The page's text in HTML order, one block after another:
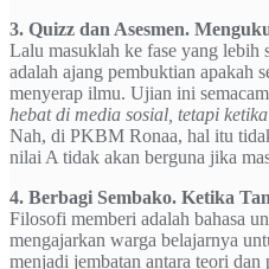
3. Quizz dan Asesmen.
Lalu masuklah ke fase yang lebih
adalah ajang pembuktian apakah
menyerap ilmu. Ujian ini
hebat di media sosial, tetapi
Nah, di PKBM Ronaa, hal itu
nilai A tidak akan berguna jika
4. Berbagi Sembako. Ketika
Filosofi memberi adalah bahasa
mengajarkan warga belajarnya
menjadi jembatan antara teori dan